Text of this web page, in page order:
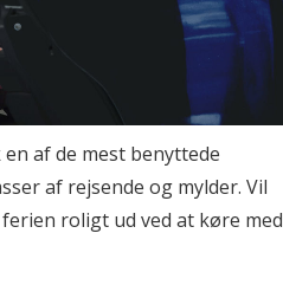
af de mest benyttede
af rejsende og mylder. Vil
roligt ud ved at køre med